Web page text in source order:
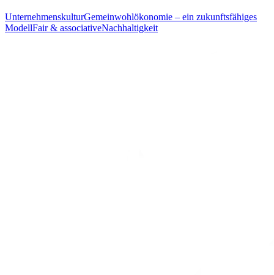
UnternehmenskulturGemeinwohlökonomie – ein zukunftsfähiges
ModellFair & associativeNachhaltigkeit